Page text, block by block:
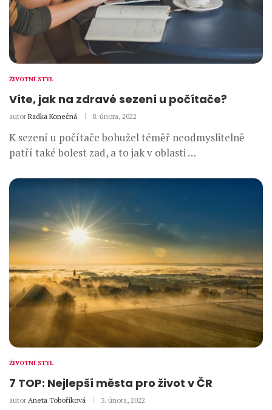
ŽIVOTNÍ STYL
Víte, jak na zdravé sezení u počítače?
autor Radka Konečná 8. února, 2022
K sezení u počítače bohužel téměř neodmyslitelně
patří také bolest zad, a to jak v oblasti …
ŽIVOTNÍ STYL
7 TOP: Nejlepší města pro život v ČR
autor Aneta Toboříková 3. února, 2022